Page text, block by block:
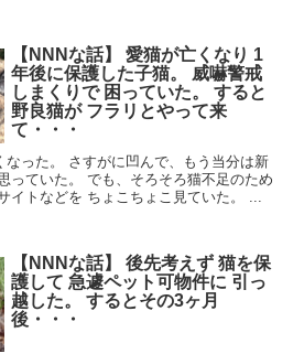
【NNNな話】 愛猫が亡くなり 1
年後に保護した子猫。 威嚇警戒
しまくりで 困っていた。 すると
野良猫が フラリとやって来
て・・・
なった。 さすがに凹んで、もう当分は新
っていた。 でも、そろそろ猫不足のため
イトなどを ちょこちょこ見ていた。 ...
【NNNな話】 後先考えず 猫を保
護して 急遽ペット可物件に 引っ
越した。 するとその3ヶ月
後・・・